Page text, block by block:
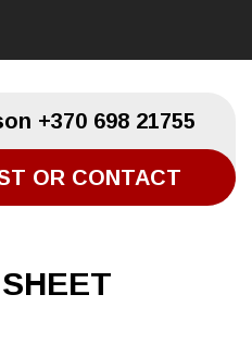
+370 698 21755
OR CONTACT